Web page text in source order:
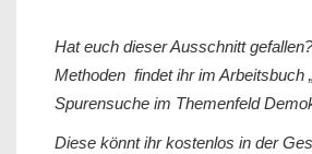
Hat euch dieser Ausschnitt
Methoden findet ihr im Arbeitsbuch
Spurensuche im Themenfeld
Diese könnt ihr kostenlos in der